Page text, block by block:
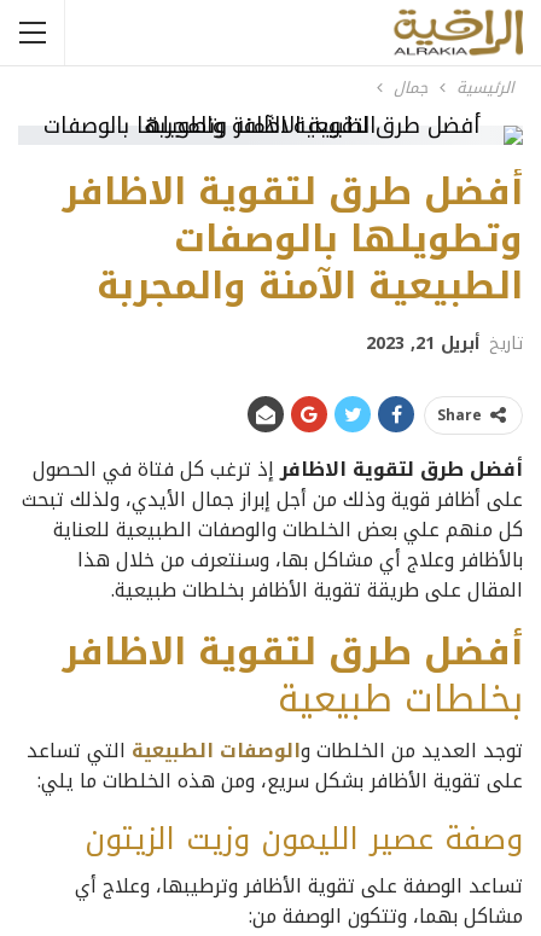
الرئيسية جمال
أفضل طرق لتقوية الاظافر
وتطويلها بالوصفات
الطبيعية الآمنة والمجربة
تاريخ أبريل 21, 2023
Share
أفضل طرق لتقوية الاظافرإذ ترغب كل فتاة في الحصول
على أظافر قوية وذلك من أجل إبراز جمال الأيدي، ولذلك تبحث
كل منهم علي بعض الخلطات والوصفات الطبيعية للعناية
بالأظافر وعلاج أي مشاكل بها، وسنتعرف من خلال هذا
المقال على طريقة تقوية الأظافر بخلطات طبيعية.
أفضل طرق لتقوية الاظافر
بخلطات طبيعية
توجد العديد من الخلطات والوصفات الطبيعية التي تساعد
على تقوية الأظافر بشكل سريع، ومن هذه الخلطات ما يلي:
وصفة عصير الليمون وزيت الزيتون
تساعد الوصفة على تقوية الأظافر وترطيبها، وعلاج أي
مشاكل بهما، وتتكون الوصفة من: